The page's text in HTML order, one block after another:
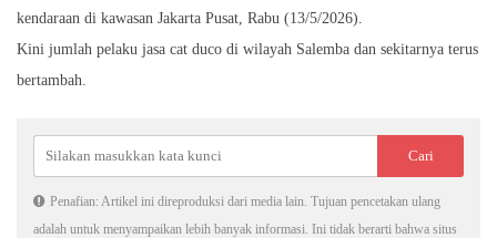
kendaraan di kawasan Jakarta Pusat, Rabu (13/5/2026).
Kini jumlah pelaku jasa cat duco di wilayah Salemba dan sekitarnya terus
bertambah.
Penafian: Artikel ini direproduksi dari media lain. Tujuan pencetakan ulang
adalah untuk menyampaikan lebih banyak informasi. Ini tidak berarti bahwa situs